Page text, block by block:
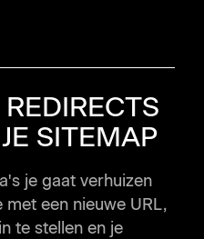
SITEMAP
je gaat verhuizen
een nieuwe URL,
te stellen en je